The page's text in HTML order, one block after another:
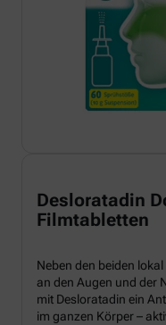
Desloratadin
Filmtabletten
Neben den beiden
an den Augen und der
mit Desloratadin ein
im ganzen Körper –